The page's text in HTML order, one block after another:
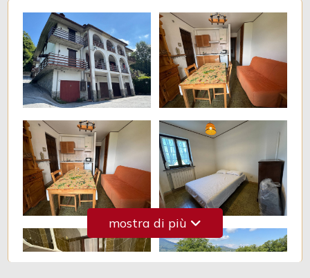
mostra di più
Giardino
Posto auto/Box
Balcone/Terrazzo
Ascensore
Arredato
Nuova costruzione